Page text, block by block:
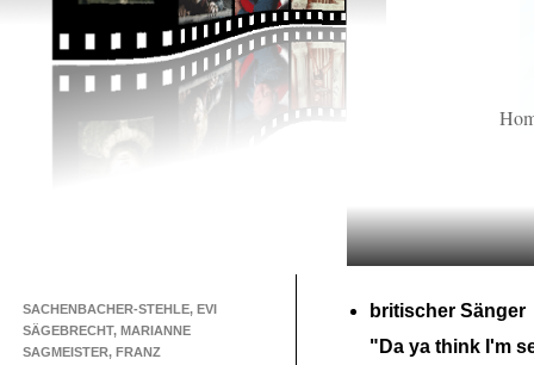
SACHENBACHER-STEHLE, EVI
SÄGEBRECHT, MARIANNE
SAGMEISTER, FRANZ
britischer Sänger
"Da ya think I'm